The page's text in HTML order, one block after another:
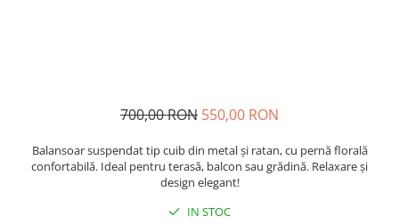
700,00 RON 550,00 RON
Balansoar suspendat tip cuib din metal și ratan, cu pernă florală
confortabilă. Ideal pentru terasă, balcon sau grădină. Relaxare și
design elegant!
IN STOC